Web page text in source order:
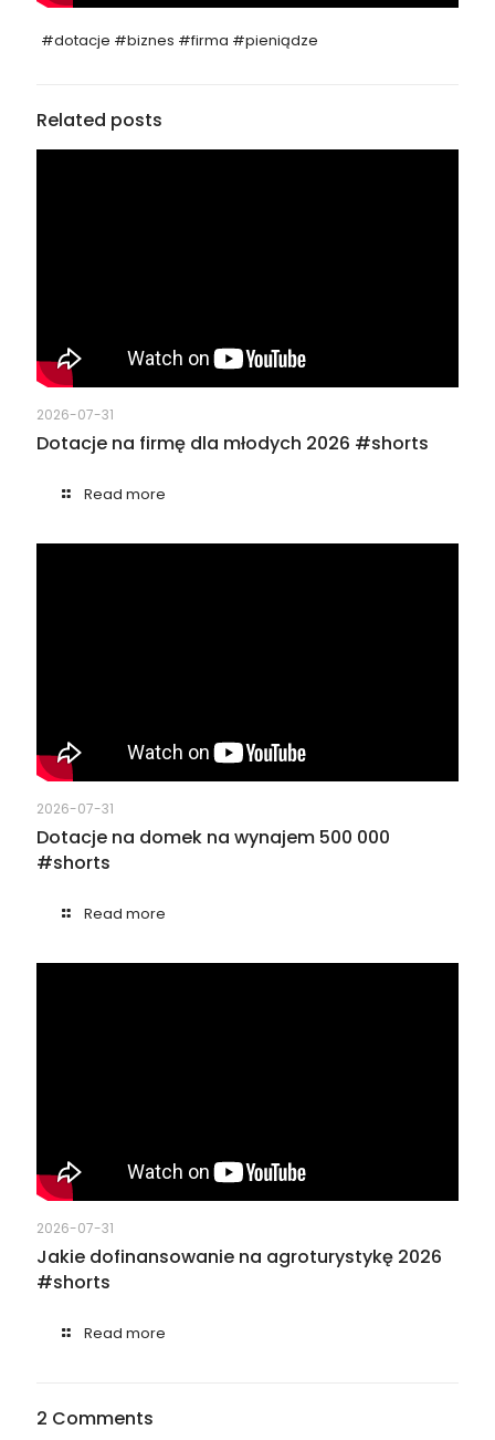
#dotacje #biznes #firma #pieniądze
Related posts
2026-07-31
Dotacje na firmę dla młodych 2026 #shorts
Read more
2026-07-31
Dotacje na domek na wynajem 500 000
#shorts
Read more
2026-07-31
Jakie dofinansowanie na agroturystykę 2026
#shorts
Read more
2 Comments